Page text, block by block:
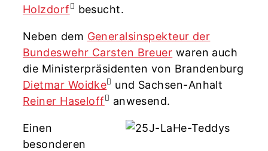
Holzdorf
besucht.
Neben dem Generalsinspekteur der
Bundeswehr Carsten Breuer waren auch
die Ministerpräsidenten von Brandenburg
Dietmar Woidke
und Sachsen-Anhalt
Reiner Haseloff
anwesend.
Einen
besonderen